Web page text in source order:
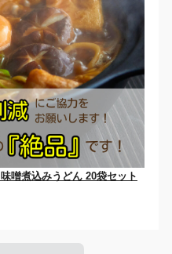
噌煮込みうどん 20袋セット